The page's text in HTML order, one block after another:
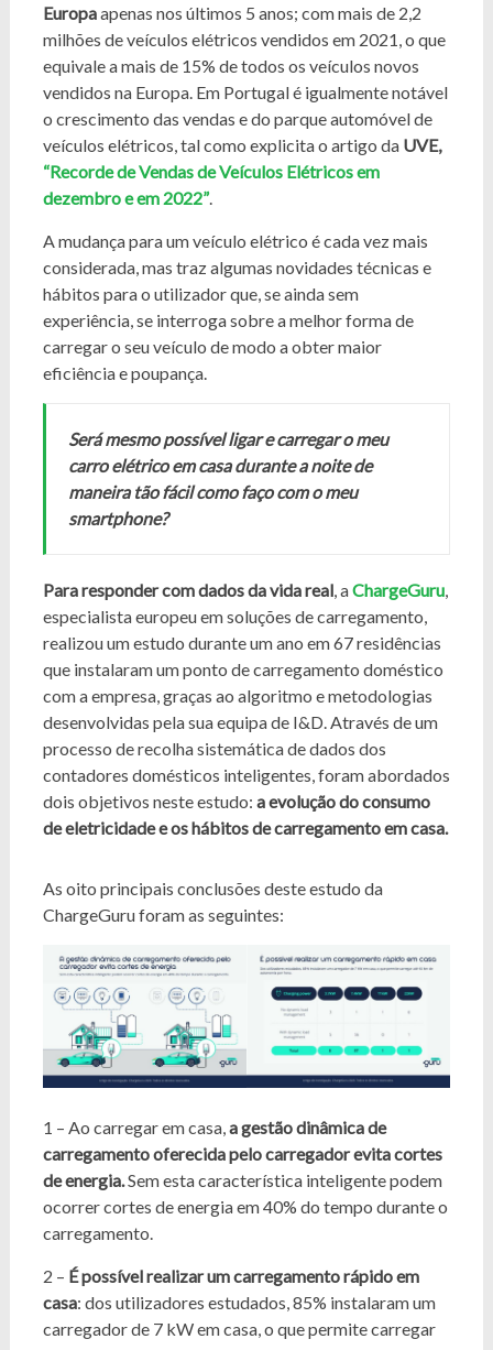
Europaapenas nos últimos 5 anos; com mais de 2,2
milhões de veículos elétricos vendidos em 2021, o que
equivale a mais de 15% de todos os veículos novos
vendidos na Europa. Em Portugal é igualmente notável
o crescimento das vendas e do parque automóvel de
veículos elétricos, tal como explicita o artigo daUVE,
“Recorde de Vendas de Veículos Elétricos em
dezembro e em 2022”.
A mudança para um veículo elétrico é cada vez mais
considerada, mas traz algumas novidades técnicas e
hábitos para o utilizador que, se ainda sem
experiência, se interroga sobre a melhor forma de
carregar o seu veículo de modo a obter maior
eficiência e poupança.
Será mesmo possível ligar e carregar o meu
carro elétrico em casa durante a noite de
maneira tão fácil como faço com o meu
smartphone?
Para responder com dados da vida real, aChargeGuru,
especialista europeu em soluções de carregamento,
realizou um estudo durante um ano em 67 residências
que instalaram um ponto de carregamento doméstico
com a empresa, graças ao algoritmo e metodologias
desenvolvidas pela sua equipa de I&D. Através de um
processo de recolha sistemática de dados dos
contadores domésticos inteligentes, foram abordados
dois objetivos neste estudo: a evolução do consumo
de eletricidade e os hábitos de carregamento em casa.
As oito principais conclusões deste estudo da
ChargeGuru foram as seguintes:
1 – Ao carregar em casa,a gestão dinâmica de
carregamento oferecida pelo carregador evita cortes
de energia.Sem esta característica inteligente podem
ocorrer cortes de energia em 40% do tempo durante o
carregamento.
2 – É possível realizar um carregamento rápido em
casa: dos utilizadores estudados, 85% instalaram um
carregador de 7 kW em casa, o que permite carregar